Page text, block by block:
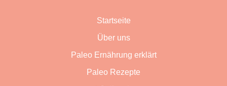
Startseite
Über uns
Paleo Ernährung erklärt
Paleo Rezepte